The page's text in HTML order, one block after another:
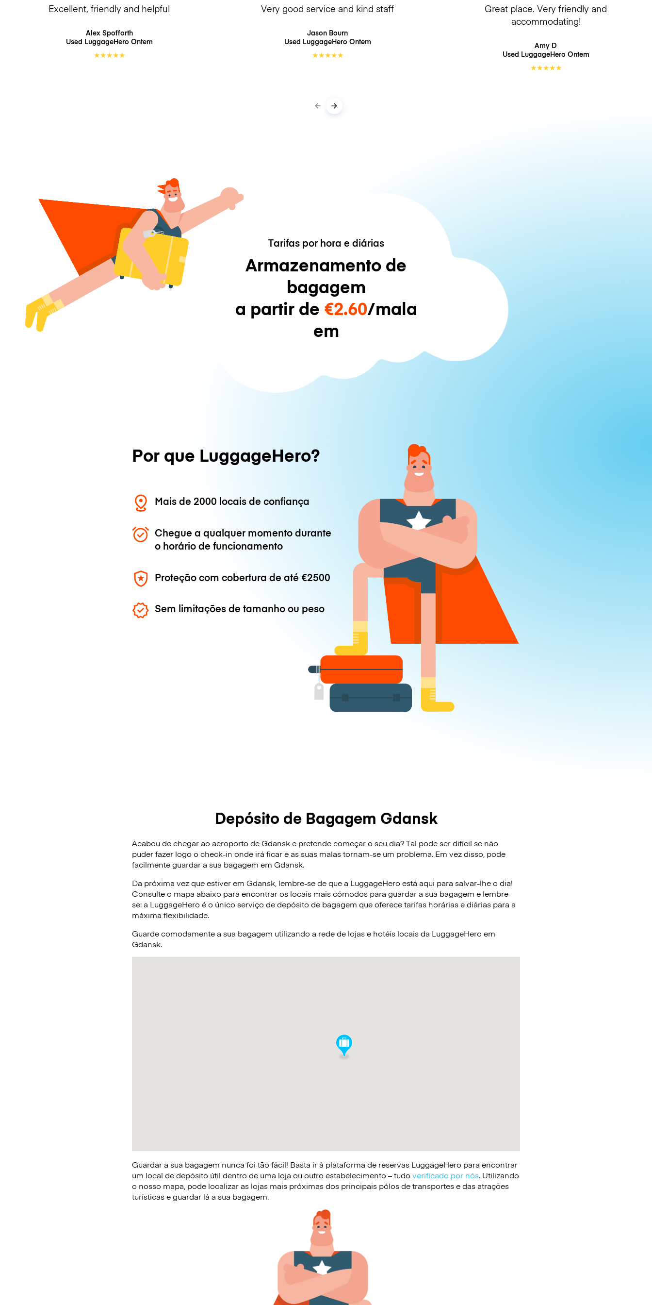
Excellent, friendly and helpful
Alex Spofforth
Used LuggageHero Ontem
★★★★★
Very good service and kind staff
Jason Bourn
Used LuggageHero Ontem
★★★★★
Great place. Very friendly and
accommodating!
Amy D
Used LuggageHero Ontem
★★★★★
Tarifas por hora e diárias
Armazenamento de
bagagem
a partir de €2.60/mala
em
Por que LuggageHero?
Mais de 2000 locais de confiança
Chegue a qualquer momento durante
o horário de funcionamento
Proteção com cobertura de até €2500
Sem limitações de tamanho ou peso
Depósito de Bagagem Gdansk
Acabou de chegar ao aeroporto de Gdansk e pretende começar o seu dia? Tal pode ser difícil se não
puder fazer logo o check-in onde irá ficar e as suas malas tornam-se um problema. Em vez disso, pode
facilmente guardar a sua bagagem em Gdansk.
Da próxima vez que estiver em Gdansk, lembre-se de que a LuggageHero está aqui para salvar-lhe o dia!
Consulte o mapa abaixo para encontrar os locais mais cómodos para guardar a sua bagagem e lembre-
se: a LuggageHero é o único serviço de depósito de bagagem que oferece tarifas horárias e diárias para a
máxima flexibilidade.
Guarde comodamente a sua bagagem utilizando a rede de lojas e hotéis locais da LuggageHero em
Gdansk.
Guardar a sua bagagem nunca foi tão fácil! Basta ir à plataforma de reservas LuggageHero para encontrar
um local de depósito útil dentro de uma loja ou outro estabelecimento – tudo verificado por nós. Utilizando
o nosso mapa, pode localizar as lojas mais próximas dos principais pólos de transportes e das atrações
turísticas e guardar lá a sua bagagem.